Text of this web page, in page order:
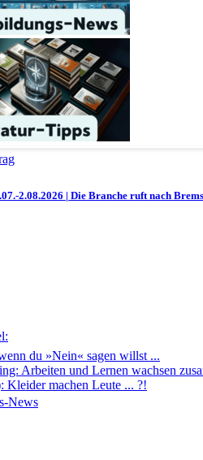
2.08.2026 | Die Branche ruft nach
du »Nein« sagen willst ...
Arbeiten und Lernen wachsen
Kleider machen Leute ... ?!
News